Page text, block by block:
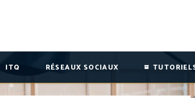
ITQ RÉSEAUX SOCIAUX